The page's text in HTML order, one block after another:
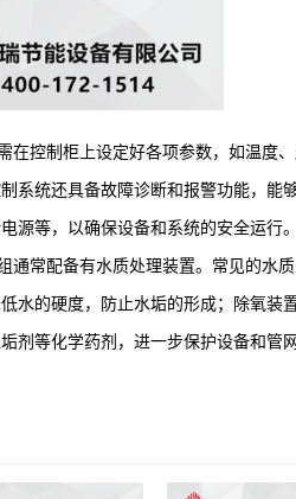
控制柜上设定好各项参数，如温度
系统还具备故障诊断和报警功能，能
源等，以确保设备和系统的安全运行。
常配备有水质处理装置。常见的水
水的硬度，防止水垢的形成；除氧装
剂等化学药剂，进一步保护设备和管